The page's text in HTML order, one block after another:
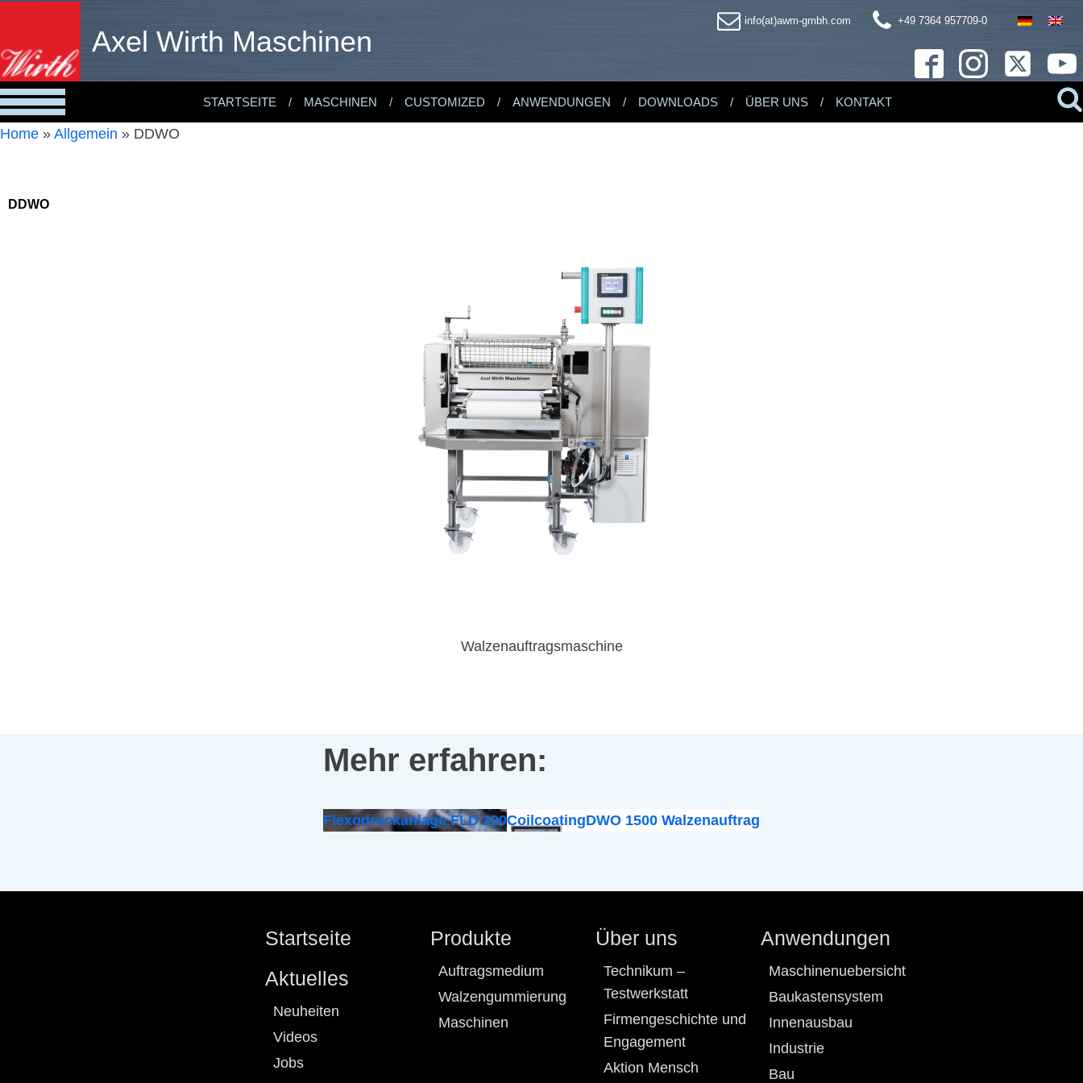
Axel Wirth Maschinen
info(at)awm-gmbh.com +49 7364 957709-0
STARTSEITE MASCHINEN CUSTOMIZED ANWENDUNGEN DOWNLOADS ÜBER UNS KONTAKT
Home » Allgemein » DDWO
DDWO
Walzenauftragsmaschine
Mehr erfahren:
Flexodruckanlage FLD 200CoilcoatingDWO 1500 Walzenauftrag
Startseite
Aktuelles
Neuheiten
Videos
Jobs
Produkte
Auftragsmedium
Walzengummierung
Maschinen
Über uns
Technikum –
Testwerkstatt
Firmengeschichte und
Engagement
Aktion Mensch
Anwendungen
Maschinenuebersicht
Baukastensystem
Innenausbau
Industrie
Bau